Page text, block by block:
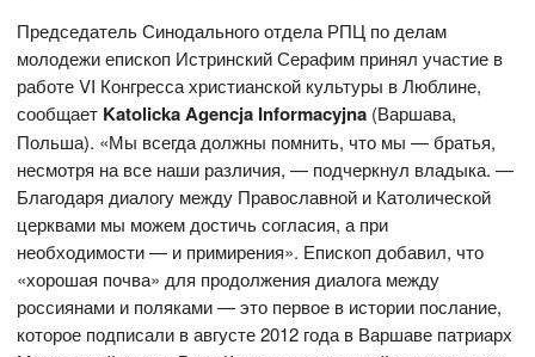
Председатель Синодального отдела РПЦ по делам
молодежи епископ Истринский Серафим принял участие в
работе VI Конгресса христианской культуры в Люблине,
сообщает Katolicka Agencja Informacyjna (Варшава,
Польша). «Мы всегда должны помнить, что мы — братья,
несмотря на все наши различия, — подчеркнул владыка. —
Благодаря диалогу между Православной и Католической
церквами мы можем достичь согласия, а при
необходимости — и примирения». Епископ добавил, что
«хорошая почва» для продолжения диалога между
россиянами и поляками — это первое в истории послание,
которое подписали в августе 2012 года в Варшаве патриарх